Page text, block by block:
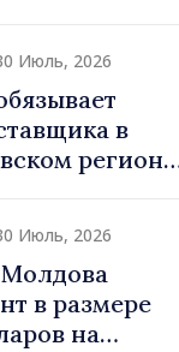
Июль, 2026
в
регионе
Июль, 2026
в размере
на